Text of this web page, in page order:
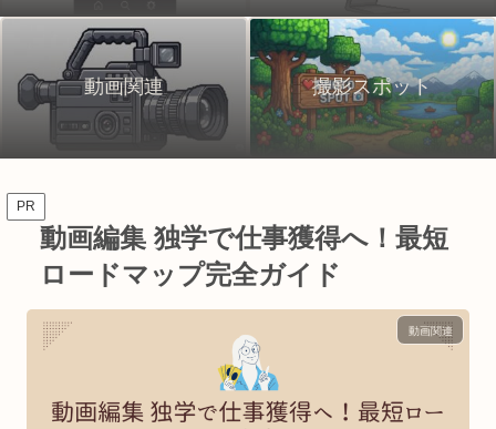
動画関連 撮影スポット
PR
動画編集 独学で仕事獲得へ！最短
ロードマップ完全ガイド
動画関連